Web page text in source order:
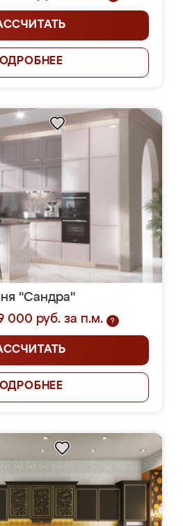
"Сандра"
000 руб. за п.м.
?